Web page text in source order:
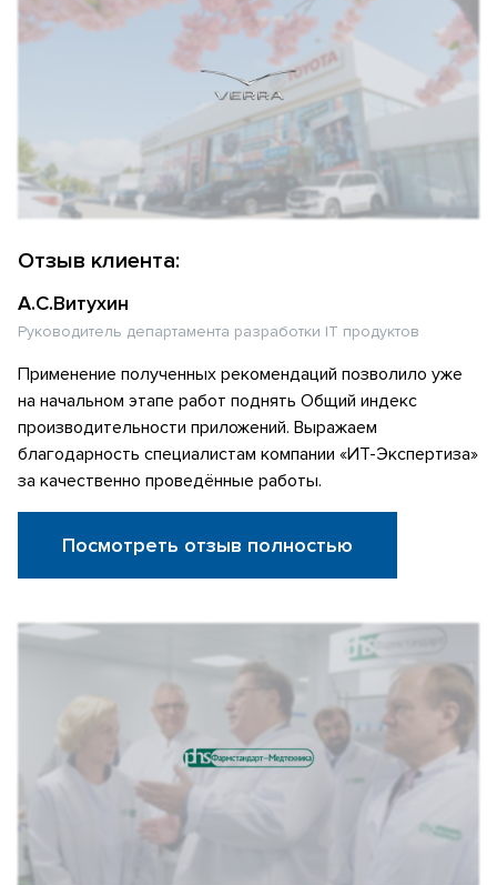
Отзыв клиента:
А.С.Витухин
Руководитель департамента разработки IT продуктов
Применение полученных рекомендаций позволило уже
на начальном этапе работ поднять Общий индекс
производительности приложений. Выражаем
благодарность специалистам компании «ИТ-Экспертиза»
за качественно проведённые работы.
Посмотреть отзыв полностью